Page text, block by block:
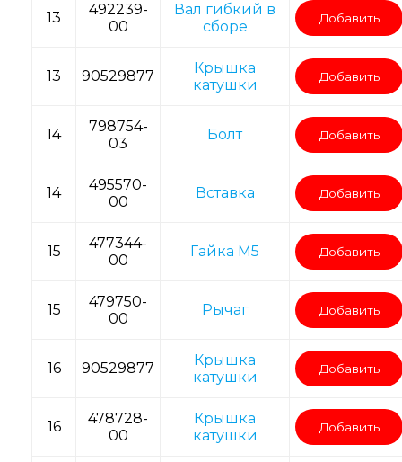
13
492239-
00
Вал гибкий в
сборе
Добавить
13 90529877
Крышка
катушки
Добавить
14
798754-
03
Болт Добавить
14
495570-
00
Вставка Добавить
15
477344-
00
Гайка M5 Добавить
15
479750-
00
Рычаг Добавить
16 90529877
Крышка
катушки
Добавить
16
478728-
00
Крышка
катушки
Добавить